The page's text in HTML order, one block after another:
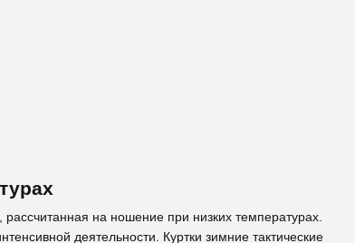
на ношение при низких температурах.
деятельности. Куртки зимние тактические